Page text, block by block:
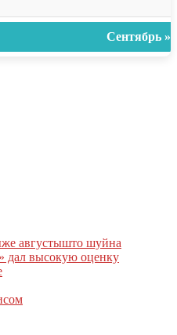
Сентябрь »
августышто шуйна
дал высокую оценку